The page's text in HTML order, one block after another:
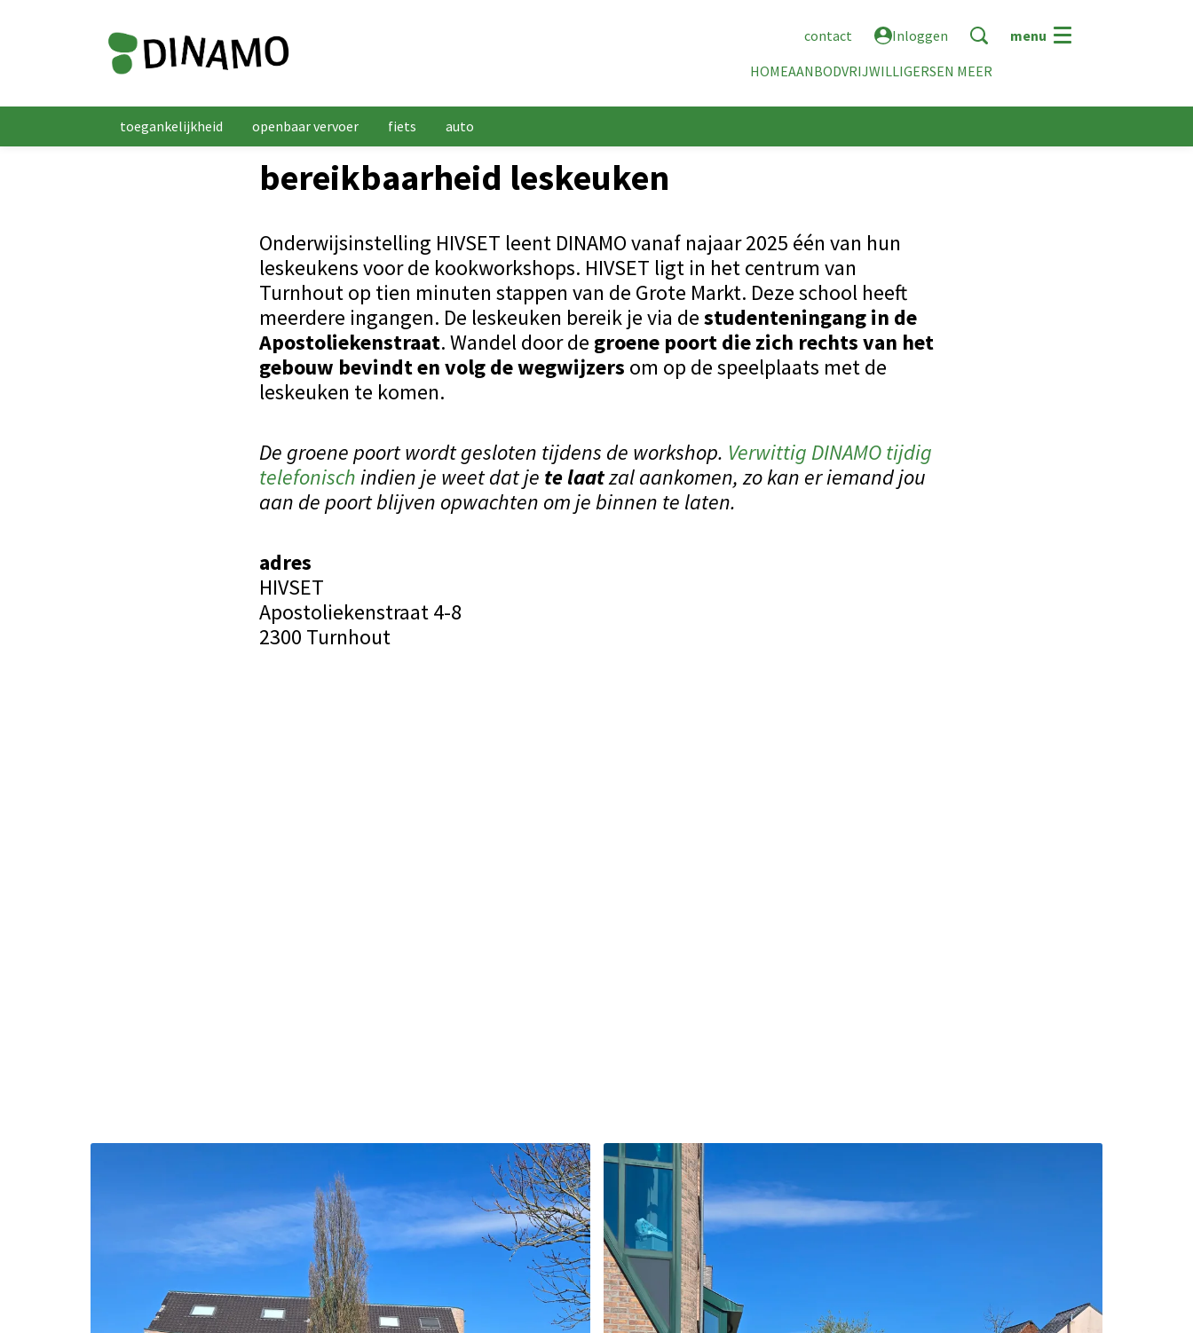
contact
Inloggen
HOMEAANBODVRIJWILLIGERSEN MEER
menu
toegankelijkheid openbaar vervoer fiets auto
bereikbaarheid leskeuken
Onderwijsinstelling HIVSET leent DINAMO vanaf najaar 2025 één van hun
leskeukens voor de kookworkshops. HIVSET ligt in het centrum van
Turnhout op tien minuten stappen van de Grote Markt. Deze school heeft
meerdere ingangen. De leskeuken bereik je via destudenteningang in de
Apostoliekenstraat. Wandel door de groene poort die zich rechts van het
gebouw bevindt en volg de wegwijzers om op de speelplaats met de
leskeuken te komen.
De groene poort wordt gesloten tijdens de workshop. Verwittig DINAMO tijdig
telefonischindien je weet dat je te laatzal aankomen, zo kan er iemand jou
aan de poort blijven opwachten om je binnen te laten.
adres
HIVSET
Apostoliekenstraat 4-8
2300 Turnhout